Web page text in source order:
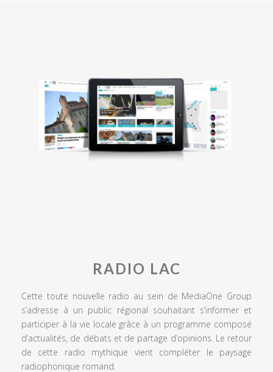
RADIO LAC
Cette toute nouvelle radio au sein de MediaOne Group
s’adresse à un public régional souhaitant s’informer et
participer à la vie locale grâce à un programme composé
d’actualités, de débats et de partage d’opinions. Le retour
de cette radio mythique vient compléter le paysage
radiophonique romand.